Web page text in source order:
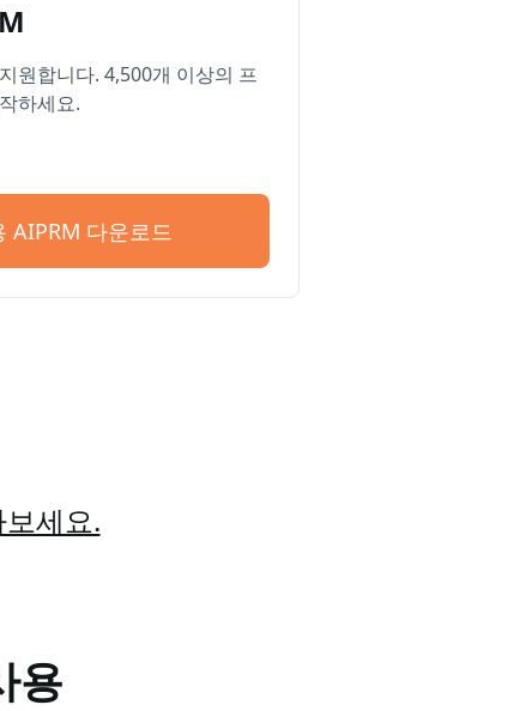
원합니다. 4,500개 이상의 프
하세요.
AIPRM 다운로드
세요.
용